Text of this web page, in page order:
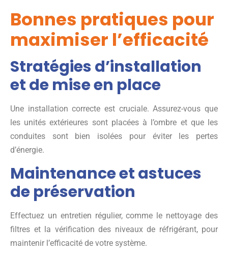
Bonnes pratiques pour
maximiser l’efficacité
Stratégies d’installation
et de mise en place
Une installation correcte est cruciale. Assurez-vous que
les unités extérieures sont placées à l’ombre et que les
conduites sont bien isolées pour éviter les pertes
d’énergie.
Maintenance et astuces
de préservation
Effectuez un entretien régulier, comme le nettoyage des
filtres et la vérification des niveaux de réfrigérant, pour
maintenir l’efficacité de votre système.